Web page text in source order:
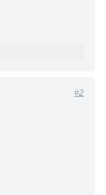
#2